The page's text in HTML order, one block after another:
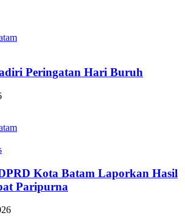
Peringatan Hari Buruh
Kota Batam Laporkan Hasil
Paripurna